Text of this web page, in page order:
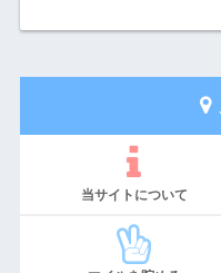
当サイトについて